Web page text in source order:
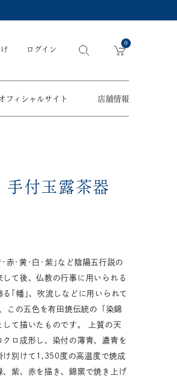
ログイン
0
円(税込)以内
円～33,000円(税込)
円～55,000円 (税込)
円(税込)以上
フィシャルサイト 店舗情報
付玉露茶器
赤･黄･白･紫｣など陰陽五行説の
て後、仏教の行事に用いられる
｢幡｣、吹流しなどに用いられて
この五色を有田焼伝統の「染錦
して描いたものです。 上質の天
ロ成形し、染付の薄青、濃青を
け別けて1,350度の高温度で焼成
、紫、赤を描き、錦窯で焼き上げ